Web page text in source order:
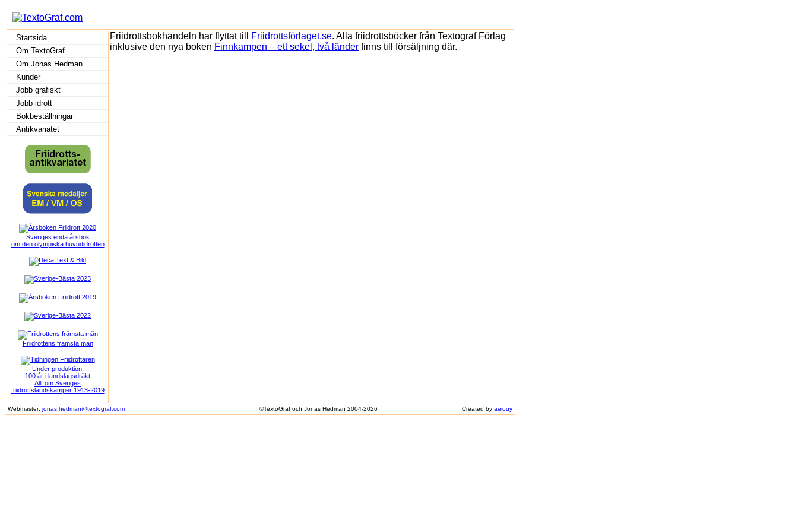
Startsida
Om TextoGraf
Om Jonas Hedman
Kunder
Jobb grafiskt
Jobb idrott
Bokbeställningar
Antikvariatet
Sveriges enda årsbok
om den olympiska huvudidrotten
Friidrottens främsta män
Under produktion:
100 år i landslagsdräkt
Allt om Sveriges
friidrottslandskamper 1913-2019
Friidrottsbokhandeln har flyttat till Friidrottsförlaget.se. Alla friidrottsböcker från Textograf Förlag
inklusive den nya boken Finnkampen – ett sekel, två länder finns till försäljning där.
Webmaster: jonas.hedman@textograf.com ©TextoGraf och Jonas Hedman 2004-2026 Created by aeiouy